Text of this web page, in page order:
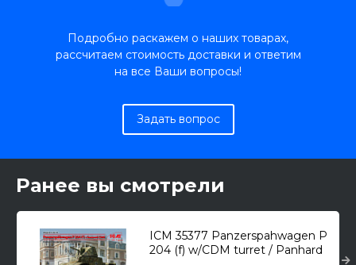
Подробно раскажем о наших товарах,
рассчитаем стоимость доставки и ответим
на все Ваши вопросы!
Задать вопрос
Ранее вы смотрели
ICM 35377 Panzerspahwagen P
204 (f) w/CDM turret / Panhard